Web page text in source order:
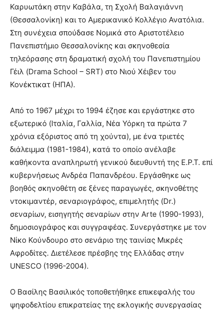
Καρυωτάκη στην Καβάλα, τη Σχολή Βαλαγιάννη
(Θεσσαλονίκη) και το Αμερικανικό Κολλέγιο Ανατόλια.
Στη συνέχεια σπούδασε Νομικά στο Αριστοτέλειο
Πανεπιστήμιο Θεσσαλονίκης και σκηνοθεσία
τηλεόρασης στη δραματική σχολή του Πανεπιστημίου
Γέιλ (Drama School – SRT) στο Νιού Χέιβεν του
Κονέκτικατ (ΗΠΑ).
Από το 1967 μέχρι το 1994 έζησε και εργάστηκε στο
εξωτερικό (Ιταλία, Γαλλία, Νέα Υόρκη τα πρώτα 7
χρόνια εξόριστος από τη χούντα), με ένα τριετές
διάλειμμα (1981-1984), κατά το οποίο ανέλαβε
καθήκοντα αναπληρωτή γενικού διευθυντή της Ε.Ρ.Τ. επί
κυβερνήσεως Ανδρέα Παπανδρέου. Εργάσθηκε ως
βοηθός σκηνοθέτη σε ξένες παραγωγές, σκηνοθέτης
ντοκιμαντέρ, σεναριογράφος, επιμελητής (Dr.)
σεναρίων, εισηγητής σεναρίων στην Arte (1990-1993),
δημοσιογράφος και συγγραφέας. Συνεργάστηκε με τον
Νίκο Κούνδουρο στο σενάριο της ταινίας Μικρές
Αφροδίτες. Διετέλεσε πρέσβης της Ελλάδας στην
UNESCO (1996-2004).
Ο Βασίλης Βασιλικός τοποθετήθηκε επικεφαλής του
ψηφοδελτίου επικρατείας της εκλογικής συνεργασίας